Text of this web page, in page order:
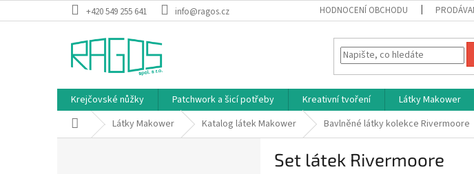
na
+420 549 255 641 info@ragos.cz HODNOCENÍ OBCHODU
Krejčovské nůžky Patchwork a šicí potřeby Kreativní tvoření Látky Makower
Domů Látky Makower Katalog látek Makower Bavlněné látky kolekce Rivermoore
Set látek Rivermoore